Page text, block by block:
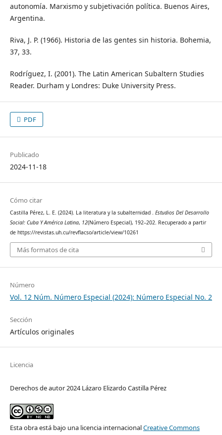
autonomía. Marxismo y subjetivación política. Buenos Aires,
Argentina.
Riva, J. P. (1966). Historia de las gentes sin historia. Bohemia,
37, 33.
Rodríguez, I. (2001). The Latin American Subaltern Studies
Reader. Durham y Londres: Duke University Press.
PDF
Publicado
2024-11-18
Cómo citar
Castilla Pérez, L. E. (2024). La literatura y la subalternidad . Estudios Del Desarrollo
Social: Cuba Y América Latina, 12(Número Especial), 192–202. Recuperado a partir
de https://revistas.uh.cu/revflacso/article/view/10261
Más formatos de cita
Número
Vol. 12 Núm. Número Especial (2024): Número Especial No. 2
Sección
Artículos originales
Licencia
Derechos de autor 2024 Lázaro Elizardo Castilla Pérez
Esta obra está bajo una licencia internacionalCreative Commons